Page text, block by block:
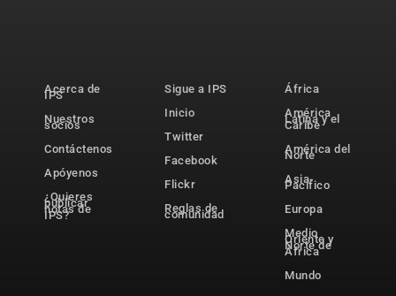
Acerca de
IPS
Nuestros
socios
Contáctenos
Apóyenos
¿Quieres
publicar
notas de
IPS?
Sigue a IPS
Inicio
Twitter
Facebook
Flickr
Reglas de
comunidad
África
América
Latina y el
Caribe
América del
Norte
Asia-
Pacífico
Europa
Medio
Oriente y
Norte de
África
Mundo